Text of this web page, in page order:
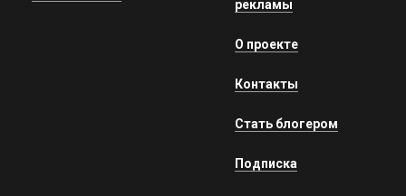
рекламы
О проекте
Контакты
Стать блогером
Подписка